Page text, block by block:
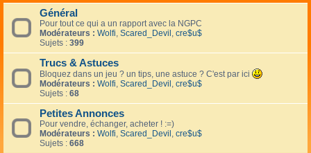
h
Général
Pour tout ce qui a un rapport avec la NGPC
Modérateurs : Wolfi, Scared_Devil , cre$u$
Sujets : 399
Trucs & Astuces
Bloquez dans un jeu ? un tips, une astuce ? C'est par ici
Modérateurs : Wolfi, Scared_Devil , cre$u$
Sujets : 68
Petites Annonces
Pour vendre, échanger, acheter ! :=)
Modérateurs : Wolfi, Scared_Devil , cre$u$
Sujets : 668